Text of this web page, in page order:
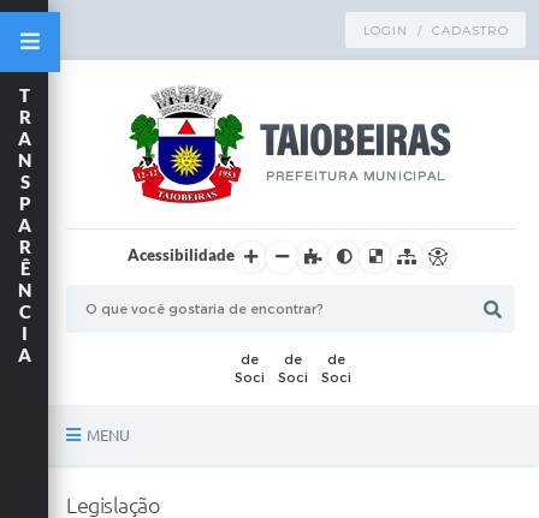
LOGIN / CADASTRO
Acessibilidade
MENU
T
R
A
N
S
P
A
R
Ê
N
C
I
A
Legislação